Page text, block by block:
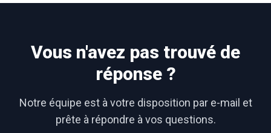
Vous n'avez pas trouvé de
réponse ?
Notre équipe est à votre disposition par e-mail et
prête à répondre à vos questions.